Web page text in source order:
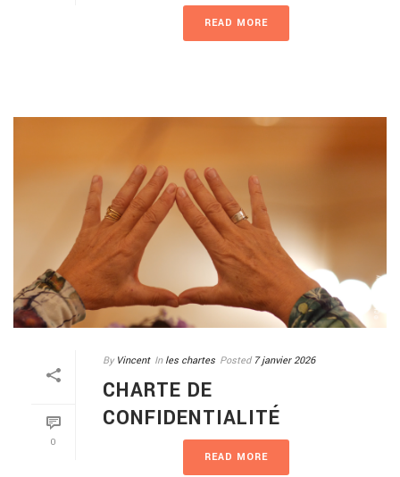
READ MORE
0
By Vincent In les chartes Posted 7 janvier 2026
CHARTE DE
CONFIDENTIALITÉ
READ MORE